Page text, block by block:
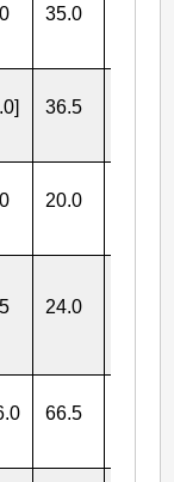
35.0
36.5
20.0
24.0
66.5